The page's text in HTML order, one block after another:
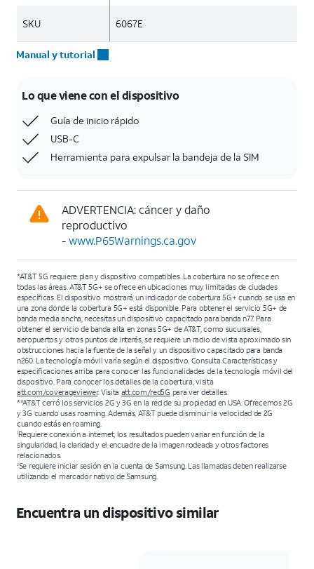
SKU 6067E
Manual y tutorial
Lo que viene con el dispositivo
Guía de inicio rápido
USB-C
Herramienta para expulsar la bandeja de la SIM
ADVERTENCIA: cáncer y daño
reproductivo
-www.P65Warnings.ca.gov
*AT&T 5G requiere plan y dispositivo compatibles. La cobertura no se ofrece en
todas las áreas. AT&T 5G+ se ofrece en ubicaciones muy limitadas de ciudades
específicas. El dispositivo mostrará un indicador de cobertura 5G+ cuando se usa en
una zona donde la cobertura 5G+ está disponible. Para obtener el servicio 5G+ de
banda media ancha, necesitas un dispositivo capacitado para banda n77. Para
obtener el servicio de banda alta en zonas 5G+ de AT&T, como sucursales,
aeropuertos y otros puntos de interés, se requiere un radio de vista aproximado sin
obstrucciones hacia la fuente de la señal y un dispositivo capacitado para banda
n260. La tecnología móvil varía según el dispositivo. Consulta Características y
especificaciones arriba para conocer las funcionalidades de la tecnología móvil del
dispositivo. Para conocer los detalles de la cobertura, visita
att.com/coverageviewer. Visita att.com/red5G para ver detalles.
**AT&T cerró los servicios 2G y 3G en la red de su propiedad en USA. Ofrecemos 2G
y 3G cuando usas roaming. Además, AT&T puede disminuir la velocidad de 2G
cuando estás en roaming.
1Requiere conexión a internet; los resultados pueden variar en función de la
singularidad, la claridad y el encuadre de la imagen rodeada y otros factores
relacionados.
2Se requiere iniciar sesión en la cuenta de Samsung. Las llamadas deben realizarse
utilizando el marcador nativo de Samsung.
Encuentra un dispositivo similar